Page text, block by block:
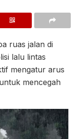
ruas jalan di
lalu lintas
mengatur arus
mencegah